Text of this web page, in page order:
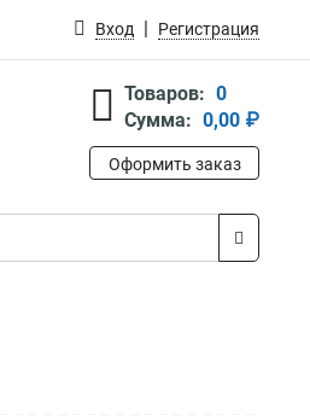
Вход Регистрация
Товаров: 0
Сумма: 0,00 ₽
Оформить заказ